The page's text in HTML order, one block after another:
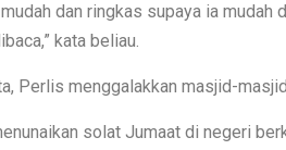
dan ringkas supaya ia
kata beliau.
Perlis menggalakkan masjid-
solat Jumaat di negeri